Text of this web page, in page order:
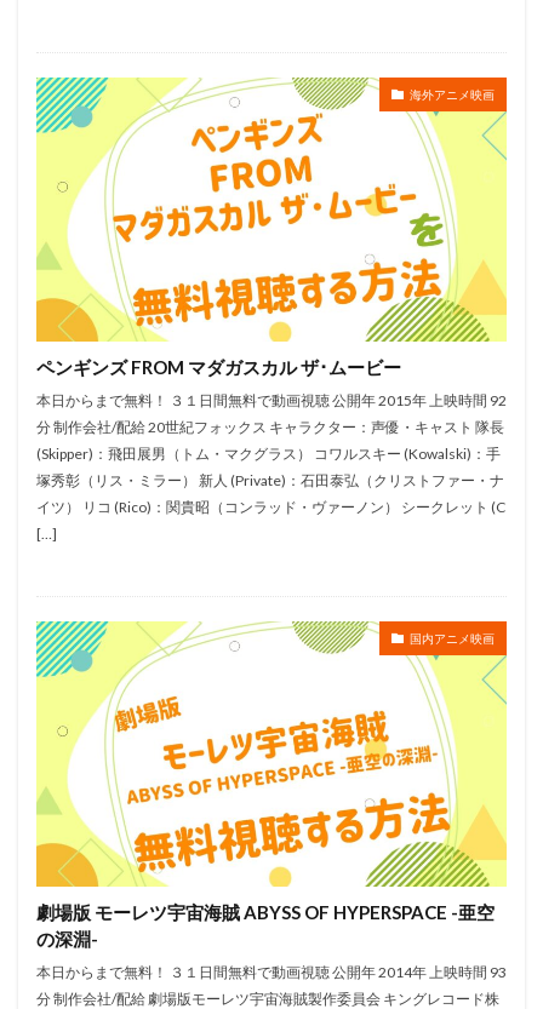
ポイント・グレイ・ピクチャーズ
ポニーキャニオン
ポリゴン・ピクチュアズ
ポール・カー
ポール・フィッシャー
ポール・メルスィエ
パッショーネ
バーニー・マティンソン
ムトウユージ
チン・ヴァルデス＝アラン
ダニー・グローヴァー
ダン・エイクロイド
ダン・スキャンロン
ダーラ・K・アンダーソン
チャオ・ジー
チャック・キャンベ
チャニング・テイタム
チャーリー・カウフマン
チャーリー・ビーン
チョー
ツイン
タムラコータロー
ティム・ジョンソン
ティム・ストーリー
ティム・バートン
ティム・ヒル
ティム・マシスン
テッド・バーマン
テレコム・アニメーションフィルム
テレビ朝日
テレビ東京
ダグ・スウィートランド
タニベユミ
ソニーピクチャーズエンタテインメン
スティーヴ・マーティノ
スティーヴ・ローター
ステファン・サンドヴァル
ステージ6フィルム
ストライク ウィッチーズ 製作委員会
スース・大西沙織
セバスチャン・オノーモ
セブン・アークス
セブン・アークス・ピクチャーズ
ゼリコ・フィルム
ゼロジー
ソニー・ピクチャーズ アニメーション
ソニー・ピクチャーズ エンタテインメント
海外アニメ映画
ペンギンズ FROM マダガスカル ザ･ムービー
本日からまで無料！ ３１日間無料で動画視聴 公開年 2015年 上映時間 92
分 制作会社/配給 20世紀フォックス キャラクター：声優・キャスト 隊長
(Skipper)：飛田展男（トム・マクグラス） コワルスキー (Kowalski)：手
塚秀彰（リス・ミラー） 新人 (Private)：石田泰弘（クリストファー・ナ
イツ） リコ (Rico)：関貴昭（コンラッド・ヴァーノン） シークレット (C
[…]
国内アニメ映画
劇場版 モーレツ宇宙海賊 ABYSS OF HYPERSPACE -亜空
の深淵-
本日からまで無料！ ３１日間無料で動画視聴 公開年 2014年 上映時間 93
分 制作会社/配給 劇場版モーレツ宇宙海賊製作委員会 キングレコード株